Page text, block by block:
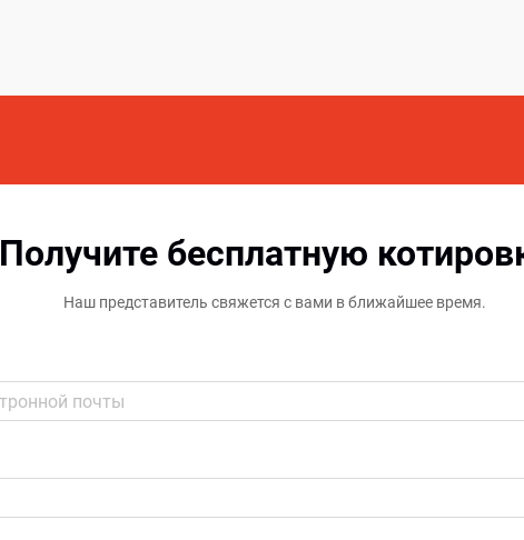
Получите бесплатную
Наш представитель свяжется с вами в ближайшее время.